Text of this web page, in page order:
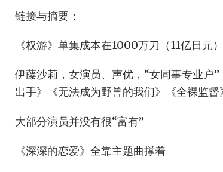
链接与摘要：
《权游》单集成本在1000万刀（11亿日元）
伊藤沙莉，女演员、声优，“女同事专业户
出手》《无法成为野兽的我们》《全裸监督
大部分演员并没有很“富有”
《深深的恋爱》全靠主题曲撑着